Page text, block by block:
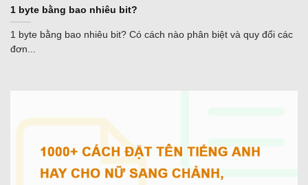
1 byte bằng bao nhiêu bit?
1 byte bằng bao nhiêu bit? Có cách nào phân biệt và quy đổi các
đơn...